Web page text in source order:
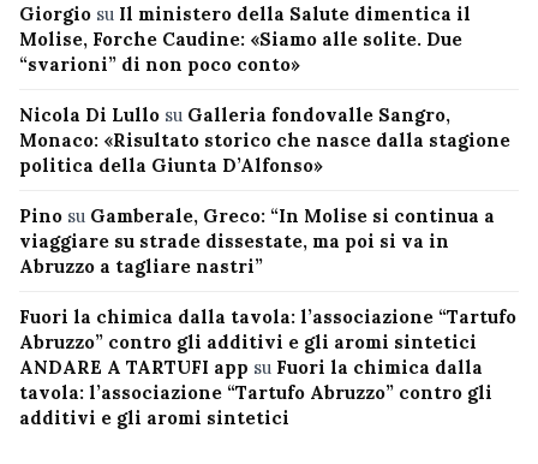
Giorgio su Il ministero della Salute dimentica il
Molise, Forche Caudine: «Siamo alle solite. Due
“svarioni” di non poco conto»
Nicola Di Lullo su Galleria fondovalle Sangro,
Monaco: «Risultato storico che nasce dalla stagione
politica della Giunta D’Alfonso»
Pino su Gamberale, Greco: “In Molise si continua a
viaggiare su strade dissestate, ma poi si va in
Abruzzo a tagliare nastri”
Fuori la chimica dalla tavola: l’associazione “Tartufo
Abruzzo” contro gli additivi e gli aromi sintetici
ANDARE A TARTUFI app su Fuori la chimica dalla
tavola: l’associazione “Tartufo Abruzzo” contro gli
additivi e gli aromi sintetici